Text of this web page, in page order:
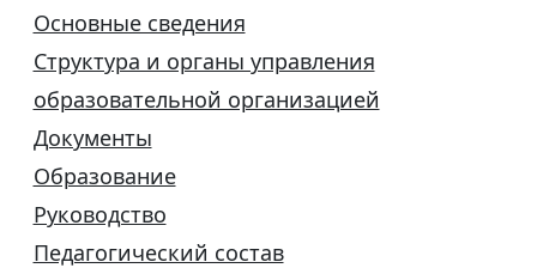
Основные сведения
Структура и органы управления
образовательной организацией
Документы
Образование
Руководство
Педагогический состав